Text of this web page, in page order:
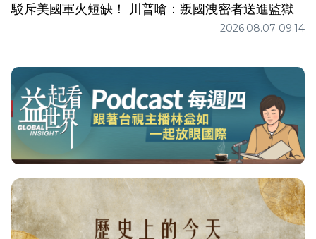
駁斥美國軍火短缺！ 川普嗆：叛國洩密者送進監獄
2026.08.07 09:14